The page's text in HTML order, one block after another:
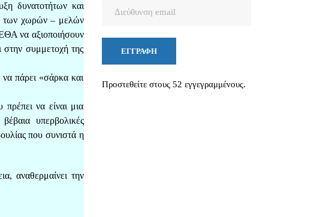
δυνατοτήτων και
των χωρών – μελών
να αξιοποιήσουν
συμμετοχή της
πάρει «σάρκα και
να είναι μια
υπερβολικές
που συνιστά η
αναθερμαίνει την
ΕΓΓΡΑΦΉ
Προστεθείτε στους 52 εγγεγραμμένους.